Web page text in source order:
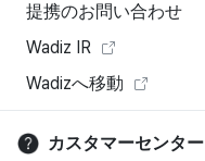
提携のお問い合わせ
Wadiz IR
Wadizへ移動
カスタマーセンター